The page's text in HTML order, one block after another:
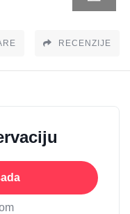
RECENZIJE